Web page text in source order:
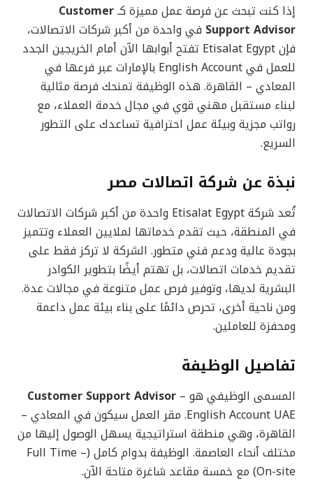
إذا كنت تبحث عن فرصة عمل مميزة كـCustomer
Support Advisor في واحدة من أكبر شركات الاتصالات،
فإن Etisalat Egypt تفتح أبوابها الآن أمام الخريجين الجدد
للعمل في English Account بالإمارات عبر فرعها في
المعادي – القاهرة. هذه الوظيفة تمنحك فرصة مثالية
لبناء مستقبل مهني قوي في مجال خدمة العملاء، مع
رواتب مجزية وبيئة عمل احترافية تساعدك على التطور
السريع.
نبذة عن شركة اتصالات مصر
تُعد شركة Etisalat Egypt واحدة من أكبر شركات الاتصالات
في المنطقة، حيث تقدم خدماتها لملايين العملاء وتتميز
بجودة عالية ودعم فني متطور. الشركة لا تركز فقط على
تقديم خدمات اتصالات، بل تهتم أيضًا بتطوير الكوادر
البشرية لديها، وتوفير فرص عمل متنوعة في مجالات عدة.
ومن ناحية أخرى، تحرص دائمًا على بناء بيئة عمل داعمة
ومحفزة للعاملين.
تفاصيل الوظيفة
المسمى الوظيفي هو Customer Support Advisor –
English Account UAE. مقر العمل سيكون في المعادي –
القاهرة، وهي منطقة استراتيجية يسهل الوصول إليها من
مختلف أنحاء العاصمة. الوظيفة بدوام كامل (Full Time –
On-site) مع خمسة مقاعد شاغرة متاحة الآن.